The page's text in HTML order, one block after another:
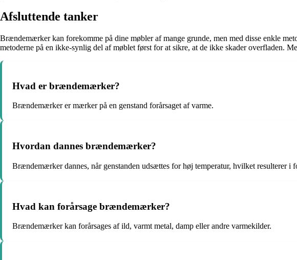
Afsluttende tanker
Brændemærker kan forekomme på dine møbler af mange grunde, men med disse enkle
metoderne på en ikke-synlig del af møblet først for at sikre, at de ikke skader overfladen.
Hvad er brændemærker?
Brændemærker er mærker på en genstand forårsaget af varme.
Hvordan dannes brændemærker?
Brændemærker dannes, når genstanden udsættes for høj temperatur, hvilket resulterer
Hvad kan forårsage brændemærker?
Brændemærker kan forårsages af ild, varmt metal, damp eller andre varmekilder.